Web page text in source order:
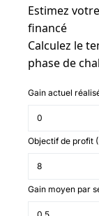
Estimez
financé
Calculez le
phase de
Gain actuel
Objectif de profit
Gain moyen par